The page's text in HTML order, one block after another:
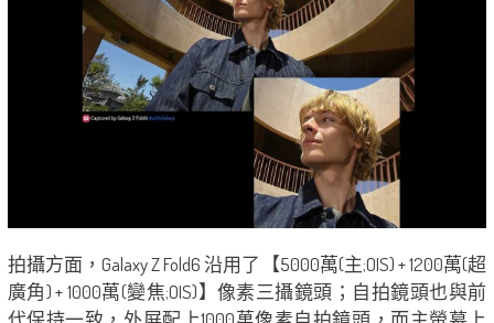
拍攝方面，Galaxy Z Fold6 沿用了【5000萬(主;OIS) + 1200萬(超
廣角) + 1000萬(變焦;OIS)】像素三攝鏡頭；自拍鏡頭也與前